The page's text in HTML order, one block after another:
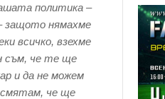
политика –
защото нямахме
всичко, взехме
съм, че те ще
и да не можем
смятам, че ще